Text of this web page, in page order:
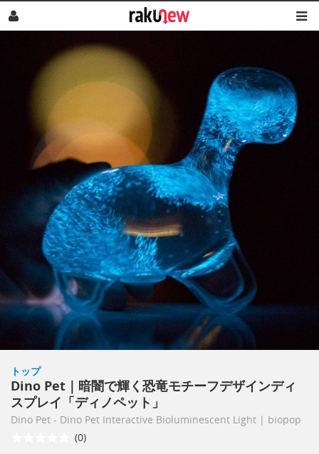
トップ
Dino Pet｜暗闇で輝く恐竜モチーフデザインディ
スプレイ「ディノペット」
Dino Pet - Dino Pet Interactive Bioluminescent Light | biopop
(0)